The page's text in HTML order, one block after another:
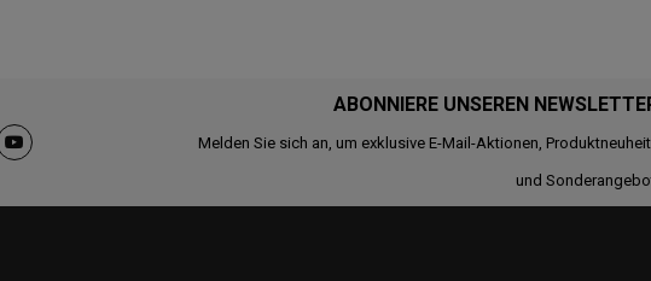
ABONNIERE UNSEREN
Melden Sie sich an, um exklusive E-Mail-Aktionen,
und